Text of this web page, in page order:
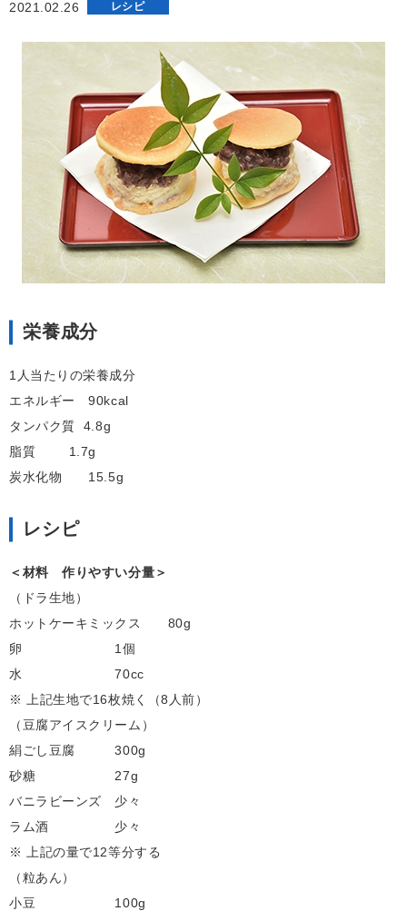
2021.02.26 レシピ
栄養成分
1人当たりの栄養成分
エネルギー 90kcal
タンパク質 4.8g
脂質 1.7g
炭水化物 15.5g
レシピ
＜材料 作りやすい分量＞
（ドラ生地）
ホットケーキミックス 80g
卵 1個
水 70cc
※ 上記生地で16枚焼く（8人前）
（豆腐アイスクリーム）
絹ごし豆腐 300g
砂糖 27g
バニラビーンズ 少々
ラム酒 少々
※ 上記の量で12等分する
（粒あん）
小豆 100g